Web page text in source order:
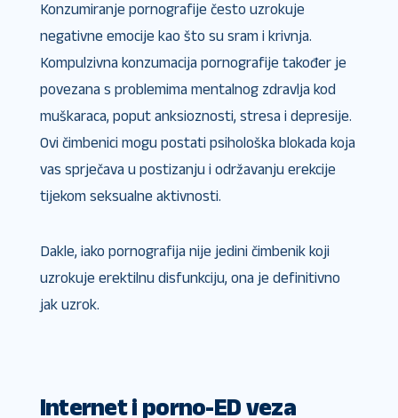
Konzumiranje pornografije često uzrokuje
negativne emocije kao što su sram i krivnja.
Kompulzivna konzumacija pornografije također je
povezana s problemima mentalnog zdravlja kod
muškaraca, poput anksioznosti, stresa i depresije.
Ovi čimbenici mogu postati psihološka blokada koja
vas sprječava u postizanju i održavanju erekcije
tijekom seksualne aktivnosti.
Dakle, iako pornografija nije jedini čimbenik koji
uzrokuje erektilnu disfunkciju, ona je definitivno
jak uzrok.
Internet i porno-ED veza